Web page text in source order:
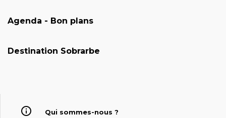
Agenda - Bon plans
Destination Sobrarbe
Qui sommes-nous ?